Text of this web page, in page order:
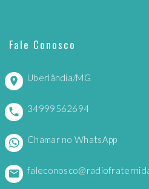
Fale Conosco
Uberlândia/MG
34999562694
Chamar no WhatsApp